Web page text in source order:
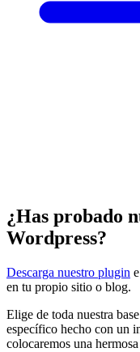
¿Has probado
Wordpress?
Descarga nuestro plugin
en tu propio sitio o blog.
Elige de toda nuestra
específico hecho con un
colocaremos una